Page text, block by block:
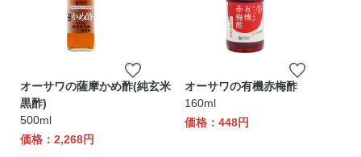
オーサワの薩摩かめ酢(純玄米
黒酢)
500ml
価格：2,268円
オーサワの有機赤梅酢
160ml
価格：448円